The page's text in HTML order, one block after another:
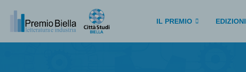
IL PREMIO EDIZIONI